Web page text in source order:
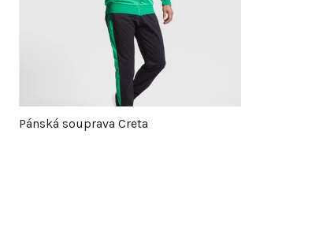
Pánská souprava Creta